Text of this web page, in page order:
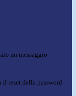
un messaggio
il reset della password